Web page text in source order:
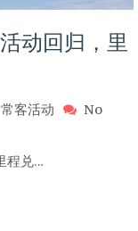
动回归，里
常客活动
No
程兑…